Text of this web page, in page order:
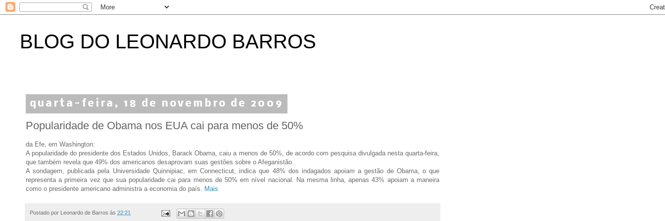
BLOG DO LEONARDO BARROS
quarta-feira, 18 de novembro de 2009
Popularidade de Obama nos EUA cai para menos de 50%
da Efe, em Washington:
A popularidade do presidente dos Estados Unidos, Barack Obama, caiu a menos de 50%, de acordo com pesquisa divulgada nesta quarta-feira,
que também revela que 49% dos americanos desaprovam suas gestões sobre o Afeganistão.
A sondagem, publicada pela Universidade Quinnipiac, em Connecticut, indica que 48% dos indagados apoiam a gestão de Obama, o que
representa a primeira vez que sua popularidade cai para menos de 50% em nível nacional. Na mesma linha, apenas 43% apoiam a maneira
como o presidente americano administra a economia do país. Mais
Postado por Leonardo de Barros às 22:21